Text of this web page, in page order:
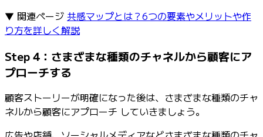
▼ 関連ページ 共感マップとは？6つの要素やメリットや作
り方を詳しく解説
Step 4：さまざまな種類のチャネルから顧客にア
プローチする
顧客ストーリーが明確になった後は、さまざまな種類のチャ
ネルから顧客にアプローチ していきましょう。